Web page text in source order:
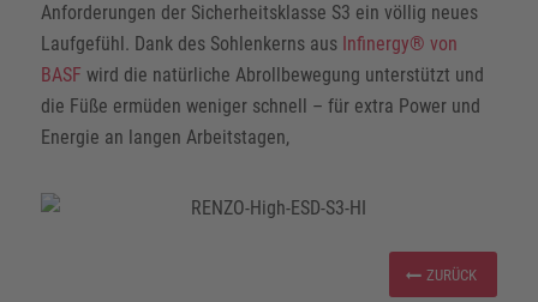
Anforderungen der Sicherheitsklasse S3 ein völlig neues
Laufgefühl. Dank des Sohlenkerns aus Infinergy® von
BASF wird die natürliche Abrollbewegung unterstützt und
die Füße ermüden weniger schnell – für extra Power und
Energie an langen Arbeitstagen,
ZURÜCK